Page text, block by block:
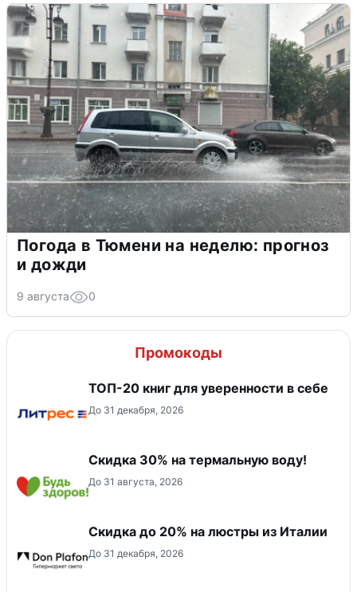
Погода в Тюмени на неделю: прогноз
и дожди
9 августа 0
Промокоды
ТОП-20 книг для уверенности в себе
До 31 декабря, 2026
Скидка 30% на термальную воду!
До 31 августа, 2026
Скидка до 20% на люстры из Италии
До 31 декабря, 2026